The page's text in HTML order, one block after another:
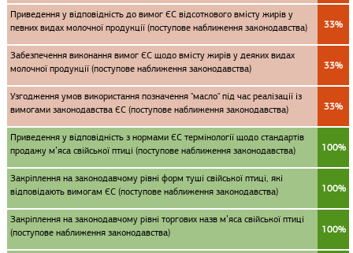
Приведення у відповідність до вимог ЄС відсоткового вмісту жирів у
певних видах молочної продукції (поступове наближення законодавства)
33%
Забезпечення виконання вимог ЄС щодо вмісту жирів у деяких видах
молочної продукції (поступове наближення законодавства)
33%
Узгодження умов використання позначення "масло" під час реалізації із
вимогами законодавства ЄС (поступове наближення законодавства)
33%
Приведення у відповідність з нормами ЄС термінології щодо стандартів
продажу м’яса свійської птиці (поступове наближення законодавства)
100%
Закріплення на законодавчому рівні форм туші свійської птиці, які
відповідають вимогам ЄС (поступове наближення законодавства)
100%
Закріплення на законодавчому рівні торгових назв м’яса свійської птиці
(поступове наближення законодавства)
100%